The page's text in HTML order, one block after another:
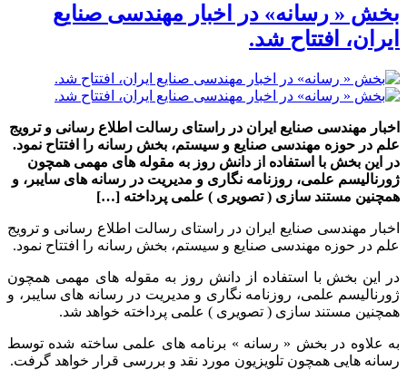
بخش « رسانه» در اخبار مهندسی صنایع
ایران، افتتاح شد.
اخبار مهندسی صنایع ایران در راستای رسالت اطلاع رسانی و ترویج
علم در حوزه مهندسی صنایع و سیستم، بخش رسانه را افتتاح نمود.
در این بخش با استفاده از دانش روز به مقوله های مهمی همچون
ژورنالیسم علمی، روزنامه نگاری و مدیریت در رسانه های سایبر، و
همچنین مستند سازی ( تصویری ) علمی پرداخته […]
اخبار مهندسی صنایع ایران در راستای رسالت اطلاع رسانی و ترویج
علم در حوزه مهندسی صنایع و سیستم، بخش رسانه را افتتاح نمود.
در این بخش با استفاده از دانش روز به مقوله های مهمی همچون
ژورنالیسم علمی، روزنامه نگاری و مدیریت در رسانه های سایبر، و
همچنین مستند سازی ( تصویری ) علمی پرداخته خواهد شد.
به علاوه در بخش « رسانه » برنامه های علمی ساخته شده توسط
رسانه هایی همچون تلویزیون مورد نقد و بررسی قرار خواهد گرفت.